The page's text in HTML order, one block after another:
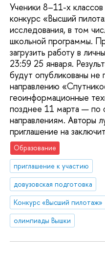
Ученики 8–11-х
конкурс «Высший
исследования, в том
школьной программы.
загрузить работу в
23:59 25 января.
будут опубликованы
направлению
геоинформационные
позднее 11 марта — по
направлениям. Авторы
приглашение на
Образование
приглашение к участию
довузовская подготовка
Конкурс «Высший пилотаж»
олимпиады Вышки